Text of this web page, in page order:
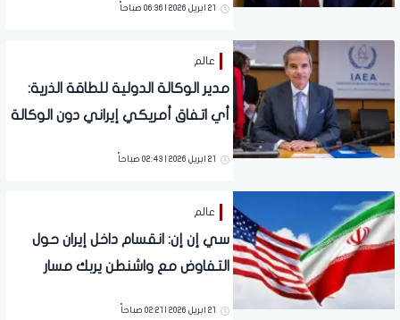
21 ابريل 2026 | 06:36 صباحاً
عالم
مدير الوكالة الدولية للطاقة الذرية:
أي اتفاق أمريكي إيراني دون الوكالة
21 ابريل 2026 | 02:43 صباحاً
عالم
سي إن إن: انقسام داخل إيران حول
التفاوض مع واشنطن يربك مسار
21 ابريل 2026 | 02:21 صباحاً